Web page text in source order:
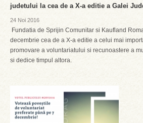
judetului la cea de a X-a editie a Galei
24 Noi 2016
Fundatia de Sprijin Comunitar si Kaufland
decembrie cea de a X-a editie a celui mai
promovare a voluntariatului si recunoastere a
si dedice timpul altora.